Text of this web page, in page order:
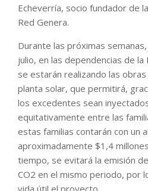
Echeverría, socio fundador de
Red Genera.
Durante las próximas
julio, en las dependencias de la
se estarán realizando las
planta solar, que permitirá,
los excedentes sean
equitativamente entre las
estas familias contarán con un
aproximadamente $1,4
tiempo, se evitará la emisión
CO2 en el mismo periodo, por
vida útil el proyecto.